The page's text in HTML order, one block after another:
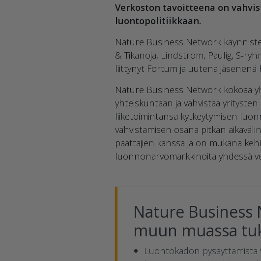
Verkoston tavoitteena on
luontopolitiikkaan.
Nature Business Network
& Tikanoja, Lindström, Paulig, S-
liittynyt Fortum ja uutena jäsenenä
Nature Business Network kokoaa
yhteiskuntaan ja vahvistaa
liiketoimintansa kytkeytymisen
vahvistamisen osana pitkän
päättäjien kanssa ja on mukana
luonnonarvomarkkinoita yhdessä
Nature
muun muassa
Luontokadon